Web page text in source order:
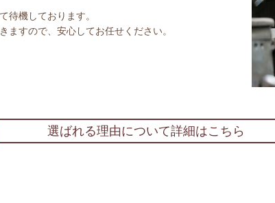
待機しております。
ますので、安心してお任せください。
選ばれる理由について詳細はこちら